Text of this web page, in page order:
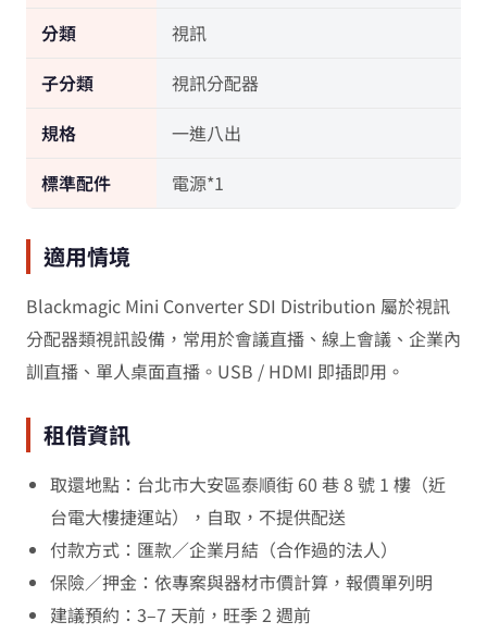
分類
視訊
子分類
視訊分配器
規格
一進八出
標準配件
電源*1
適用情境
Blackmagic Mini Converter SDI Distribution 屬於視訊
分配器類視訊設備，常用於會議直播、線上會議、企業內
訓直播、單人桌面直播。USB / HDMI 即插即用。
租借資訊
取還地點：台北市大安區泰順街 60 巷 8 號 1 樓（近
台電大樓捷運站），自取，不提供配送
付款方式：匯款／企業月結（合作過的法人）
保險／押金：依專案與器材市價計算，報價單列明
建議預約：3–7 天前，旺季 2 週前